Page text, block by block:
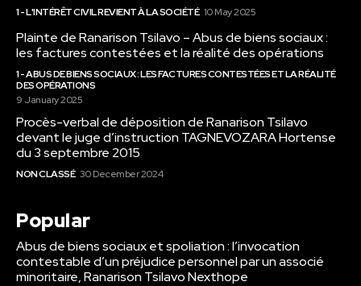
1 - L'INTÉRÊT CIVIL REVIENT À LA SOCIÉTÉ 10 May 2025
Plainte de Ranarison Tsilavo – Abus de biens sociaux :
les factures contestées et la réalité des opérations
1 - ABUS DE BIENS SOCIAUX : LES FACTURES CONTESTÉES ET LA RÉALITÉ
DES OPÉRATIONS
9 January 2025
Procès-verbal de déposition de Ranarison Tsilavo
devant le juge d’instruction TAGNEVOZARA Hortense
du 3 septembre 2015
NON CLASSÉ 30 December 2024
Popular
Abus de biens sociaux et spoliation : l’invocation
contestable d’un préjudice personnel par un associé
minoritaire, Ranarison Tsilavo Nexthope